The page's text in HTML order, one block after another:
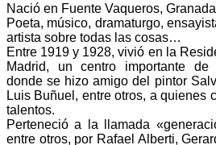
Nació en Fuente Vaqueros,
Poeta, músico, dramaturgo,
artista sobre todas las cosas…
Entre 1919 y 1928, vivió en la
Madrid, un centro importante de
donde se hizo amigo del pintor
Luis Buñuel, entre otros, a quienes
talentos.
Perteneció a la llamada
entre otros, por Rafael Alberti,